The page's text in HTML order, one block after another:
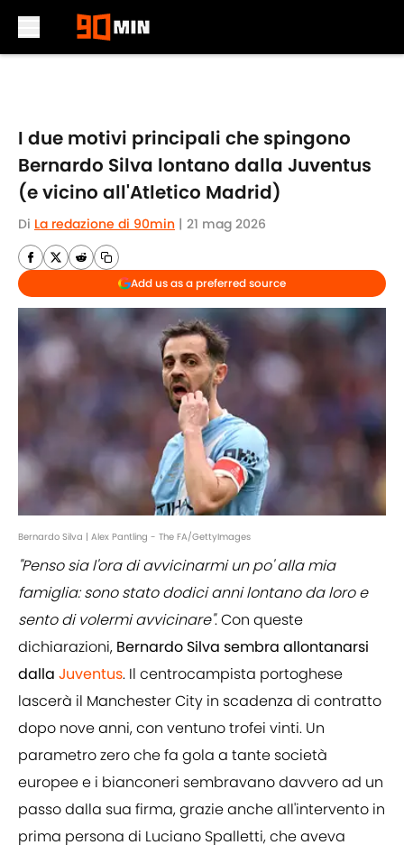
I due motivi principali che spingono
Bernardo Silva lontano dalla Juventus
(e vicino all'Atletico Madrid)
Di La redazione di 90min | 21 mag 2026
Add us as a preferred source
Bernardo Silva | Alex Pantling - The FA/GettyImages
"Penso sia l'ora di avvicinarmi un po' alla mia
famiglia: sono stato dodici anni lontano da loro e
sento di volermi avvicinare". Con queste
dichiarazioni, Bernardo Silva sembra allontanarsi
dalla Juventus. Il centrocampista portoghese
lascerà il Manchester City in scadenza di contratto
dopo nove anni, con ventuno trofei vinti. Un
parametro zero che fa gola a tante società
europee e i bianconeri sembravano davvero ad un
passo dalla sua firma, grazie anche all'intervento in
prima persona di Luciano Spalletti, che aveva